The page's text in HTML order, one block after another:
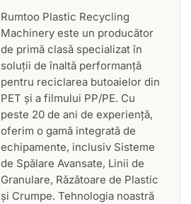
Rumtoo Plastic Recycling
Machinery este un producător
de primă clasă specializat în
soluții de înaltă performanță
pentru reciclarea butoaielor din
PET și a filmului PP/PE. Cu
peste 20 de ani de experiență,
oferim o gamă integrată de
echipamente, inclusiv Sisteme
de Spălare Avansate, Linii de
Granulare, Răzătoare de Plastic
și Crumpe. Tehnologia noastră